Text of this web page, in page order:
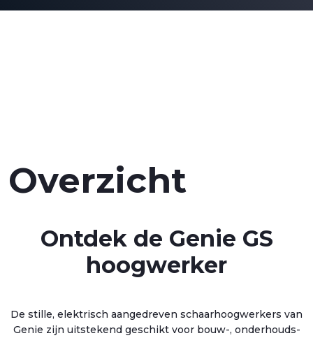
Overzicht
Ontdek de Genie GS
hoogwerker
De stille, elektrisch aangedreven schaarhoogwerkers van
Genie zijn uitstekend geschikt voor bouw-, onderhouds-